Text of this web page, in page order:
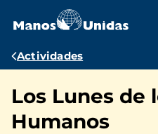
contenido
Ruta
navegación
Actividades
Los Lunes de
Humanos